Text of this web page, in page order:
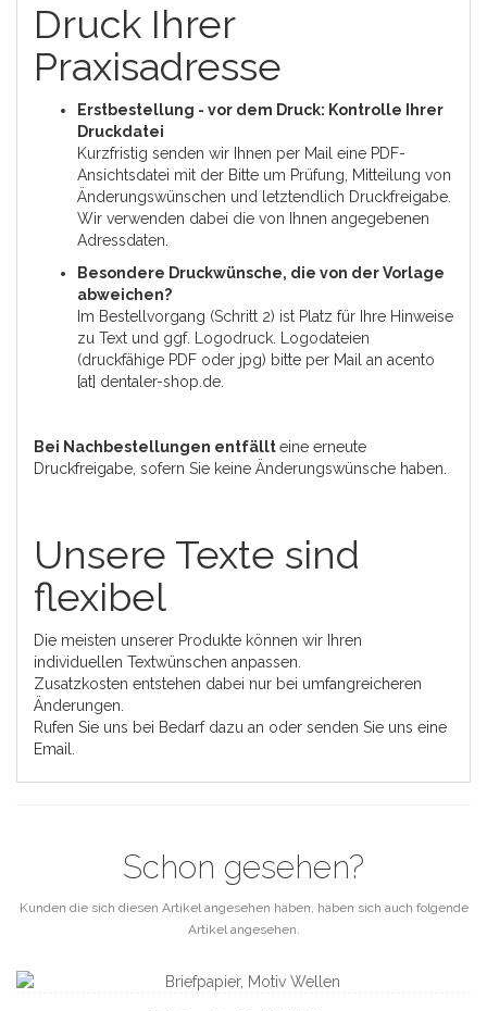
Druck Ihrer
Praxisadresse
Erstbestellung - vor dem Druck: Kontrolle Ihrer
Druckdatei
Kurzfristig senden wir Ihnen per Mail eine PDF-
Ansichtsdatei mit der Bitte um Prüfung, Mitteilung von
Änderungswünschen und letztendlich Druckfreigabe.
Wir verwenden dabei die von Ihnen angegebenen
Adressdaten.
Besondere Druckwünsche, die von der Vorlage
abweichen?
Im Bestellvorgang (Schritt 2) ist Platz für Ihre Hinweise
zu Text und ggf. Logodruck. Logodateien
(druckfähige PDF oder jpg) bitte per Mail an acento
[at] dentaler-shop.de.
Bei Nachbestellungen entfällteine erneute
Druckfreigabe, sofern Sie keine Änderungswünsche haben.
Unsere Texte sind
flexibel
Die meisten unserer Produkte können wir Ihren
individuellen Textwünschen anpassen.
Zusatzkosten entstehen dabei nur bei umfangreicheren
Änderungen.
Rufen Sie uns bei Bedarf dazu an oder senden Sie uns eine
Email.
Schon gesehen?
Kunden die sich diesen Artikel angesehen haben, haben sich auch folgende
Artikel angesehen.